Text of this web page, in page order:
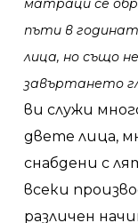
матраци се
пъти в
лица, но също
завъртането
ви служи
двете лица,
снабдени с
всеки
различен